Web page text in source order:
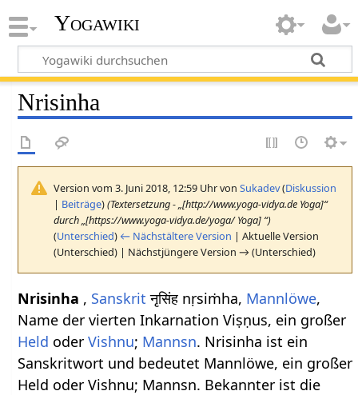
Yogawiki
Nrisinha
Version vom 3. Juni 2018, 12:59 Uhr vonSukadev(Diskussion
| Beiträge)(Textersetzung - „[http://www.yoga-vidya.de Yoga]“
durch „[https://www.yoga-vidya.de/yoga/ Yoga] “)
(Unterschied) ← Nächstältere Version | Aktuelle Version
(Unterschied) | Nächstjüngere Version → (Unterschied)
Nrisinha , Sanskrit नृसिंह nṛsiṁha, Mannlöwe,
Name der vierten Inkarnation Viṣṇus, ein großer
Held oderVishnu; Mannsn. Nrisinha ist ein
Sanskritwort und bedeutet Mannlöwe, ein großer
Held oder Vishnu; Mannsn. Bekannter ist die